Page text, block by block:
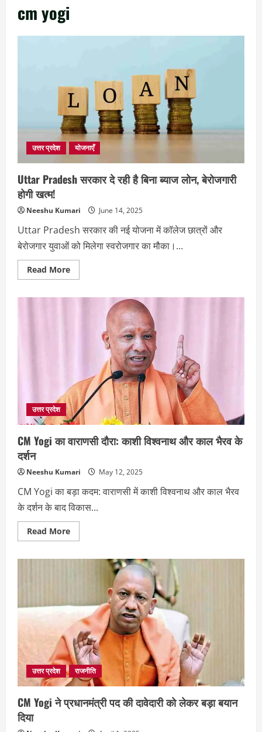
cm yogi
उत्तर प्रदेश योजनाएँ
Uttar Pradesh सरकार दे रही है बिना ब्याज लोन, बेरोजगारी
होगी खत्म!
Neeshu Kumari June 14, 2025
Uttar Pradesh सरकार की नई योजना में कॉलेज छात्रों और
बेरोजगार युवाओं को मिलेगा स्वरोजगार का मौका।...
Read MoreRead
more
खत्म!
उत्तर प्रदेश
CM Yogi का वाराणसी दौरा: काशी विश्वनाथ और काल भैरव के
दर्शन
Neeshu Kumari May 12, 2025
CM Yogi का बड़ा कदम: वाराणसी में काशी विश्वनाथ और काल भैरव
के दर्शन के बाद विकास...
Read MoreRead
more
विश्वनाथ
और
काल
भैरव
के
दर्शन
उत्तर प्रदेश राजनीति
CM Yogi ने प्रधानमंत्री पद की दावेदारी को लेकर बड़ा बयान
दिया